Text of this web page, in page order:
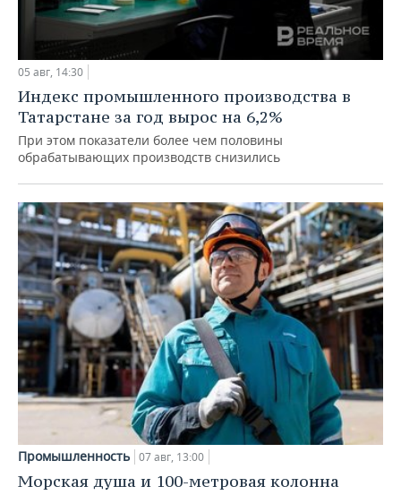
05 авг, 14:30
Индекс промышленного производства в
Татарстане за год вырос на 6,2%
При этом показатели более чем половины
обрабатывающих производств снизились
Промышленность 07 авг, 13:00
Морская душа и 100-метровая колонна